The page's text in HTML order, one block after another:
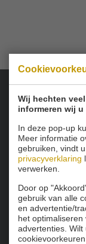
Wij hechten
informeren wij
In deze pop-up
Meer informatie
gebruiken, vindt
privacyverklaring
verwerken.
Door op
gebruik van alle
en advertentie/
het
advertenties.